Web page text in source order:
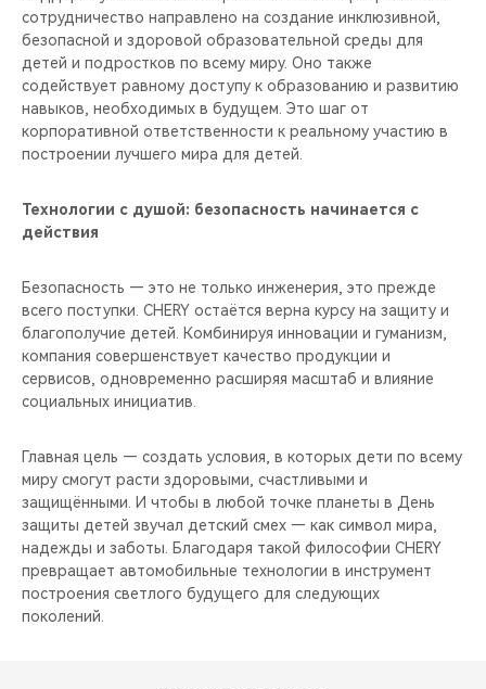
сотрудничество направлено на создание инклюзивной,
безопасной и здоровой образовательной среды для
детей и подростков по всему миру. Оно также
содействует равному доступу к образованию и развитию
навыков, необходимых в будущем. Это шаг от
корпоративной ответственности к реальному участию в
построении лучшего мира для детей.
Технологии с душой: безопасность начинается с
действия
Безопасность — это не только инженерия, это прежде
всего поступки. CHERY остаётся верна курсу на защиту и
благополучие детей. Комбинируя инновации и гуманизм,
компания совершенствует качество продукции и
сервисов, одновременно расширяя масштаб и влияние
социальных инициатив.
Главная цель — создать условия, в которых дети по всему
миру смогут расти здоровыми, счастливыми и
защищёнными. И чтобы в любой точке планеты в День
защиты детей звучал детский смех — как символ мира,
надежды и заботы. Благодаря такой философии CHERY
превращает автомобильные технологии в инструмент
построения светлого будущего для следующих
поколений.